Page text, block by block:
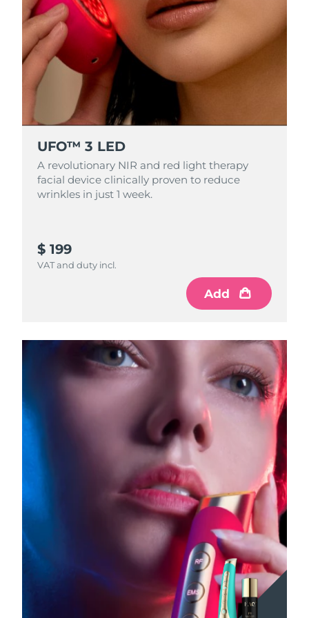
UFO™ 3 LED
A revolutionary NIR and red light therapy
facial device clinically proven to reduce
wrinkles in just 1 week.
$ 199
VAT and duty incl.
Add
Holandia
Oczekiwany czas dostawy
8/10/26
Nowa Zelandia
Oczekiwany czas dostawy
Norwegia
8/10/26
Oman
Filipiny
Polska
Oczekiwany czas dostawy
8/10/26
Katar
Oczekiwany czas dostawy
8/11/26
Reunion
Oczekiwany czas dostawy
8/15/26
Oczekiwany czas dostawy
8/10/26
Oczekiwany czas dostawy
8/18/26
Arabia Saudyjska
Oczekiwany czas dostawy
8/11/26
Oczekiwany czas dostawy
8/12/26
Oczekiwany czas dostawy